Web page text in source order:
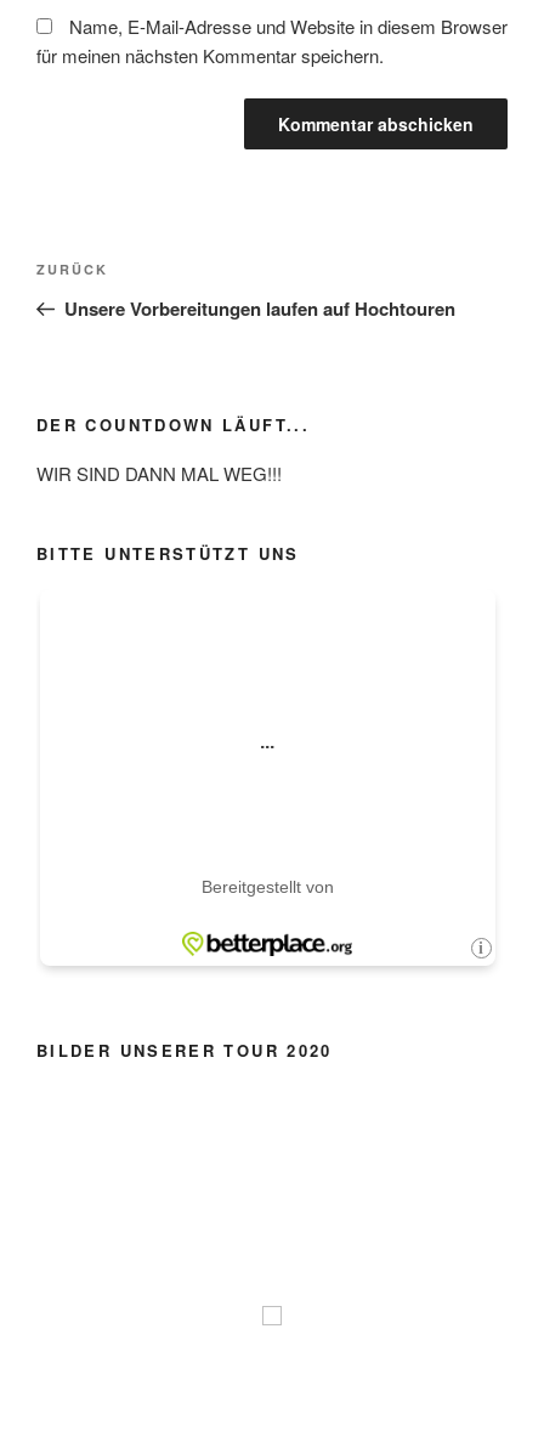
Name, E-Mail-Adresse und Website in diesem Browser
für meinen nächsten Kommentar speichern.
Beitragsnavigation
Vorheriger
Beitrag
ZURÜCK
Unsere Vorbereitungen laufen auf Hochtouren
DER COUNTDOWN LÄUFT...
WIR SIND DANN MAL WEG!!!
BITTE UNTERSTÜTZT UNS
BILDER UNSERER TOUR 2020